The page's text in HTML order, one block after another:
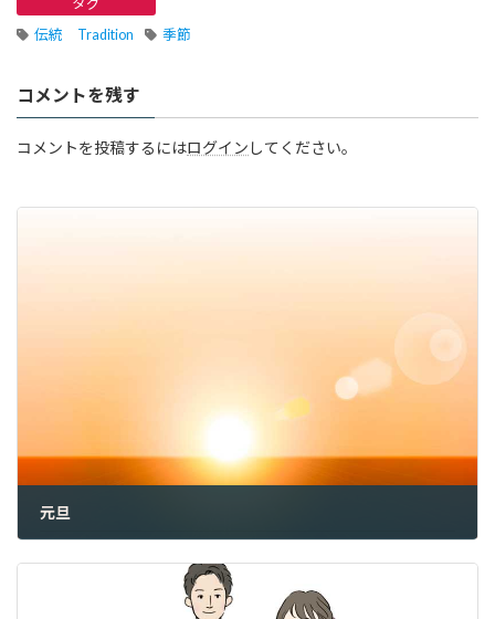
タグ
伝統 Tradition
季節
コメントを残す
コメントを投稿するにはログイン してください。
元旦